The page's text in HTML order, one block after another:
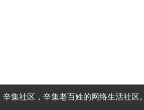
辛集社区，辛集老百姓的网络生活社区。